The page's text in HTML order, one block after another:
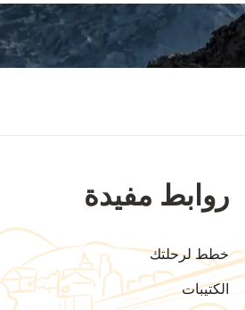
روابط مفيدة
خطط لرحلتك
الكتيبات